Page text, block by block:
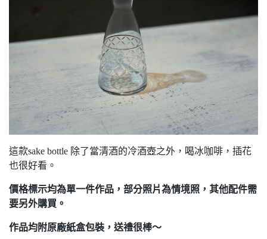
這款sake bottle 除了當清酒的冷酒壺之外，喝冰咖啡，插花
也很好看。
價格標示均為單一件作品，部分照片為情境照，其他配件需
要另外購買。
作品均附原廠紙盒包裝，送禮很棒～